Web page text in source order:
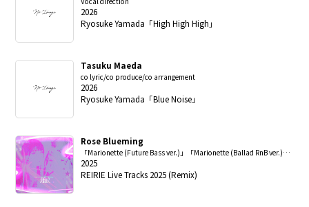
2026
Ryosuke Yamada「High High High」
Tasuku Maeda
co lyric/co produce/co arrangement
2026
Ryosuke Yamada「Blue Noise」
Rose Blueming
「Marionette (Future Bass ver.)」「Marionette (Ballad RnB ver.)」lyric
2025
REIRIE Live Tracks 2025 (Remix)